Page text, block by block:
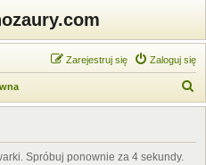
Zaloguj się
Zarejestruj się
z
Spróbuj ponownie za 4 sekundy.